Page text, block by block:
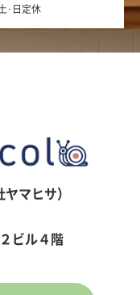
･日定休
マヒサ）
ビル４階